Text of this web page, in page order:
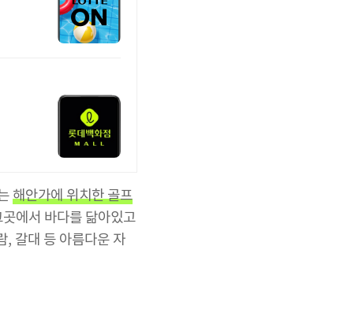
해안가에 위치한 골프
에서 바다를 닮아있고
, 갈대 등 아름다운 자